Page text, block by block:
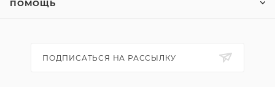
ПОМОЩЬ
ПОДПИСАТЬСЯ НА РАССЫЛКУ